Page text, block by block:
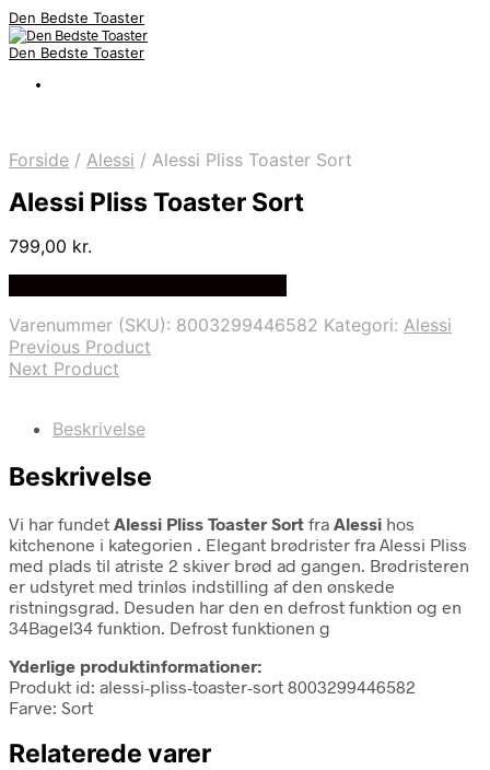
Den Bedste Toaster
Den Bedste Toaster
Forside / Alessi / Alessi Pliss Toaster Sort
Alessi Pliss Toaster Sort
799,00 kr.
Varenummer (SKU): 8003299446582 Kategori: Alessi
Previous Product
Next Product
Beskrivelse
Beskrivelse
Vi har fundet Alessi Pliss Toaster Sort fra Alessi hos
kitchenone i kategorien . Elegant brødrister fra Alessi Pliss
med plads til atriste 2 skiver brød ad gangen. Brødristeren
er udstyret med trinløs indstilling af den ønskede
ristningsgrad. Desuden har den en defrost funktion og en
34Bagel34 funktion. Defrost funktionen g
Yderlige produktinformationer:
Produkt id: alessi-pliss-toaster-sort 8003299446582
Farve: Sort
Relaterede varer